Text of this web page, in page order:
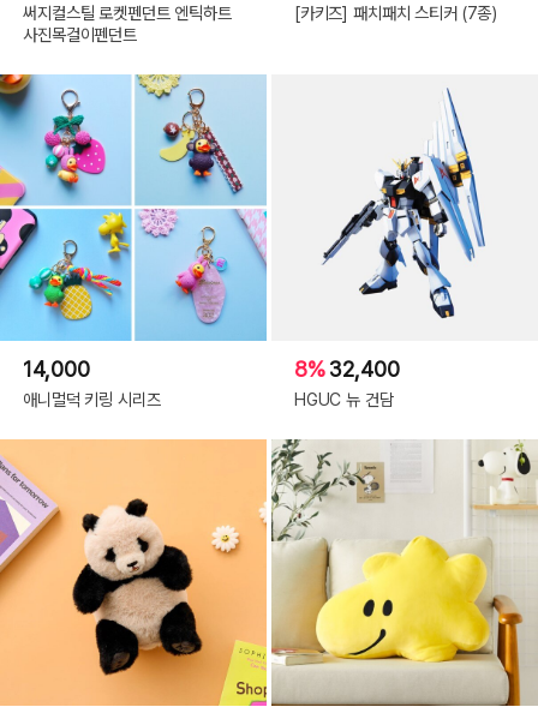
써지컬스틸 로켓펜던트 엔틱하트
사진목걸이펜던트
[카키즈] 패치패치 스티커 (7종)
14,000
애니멀덕 키링 시리즈
8%32,400
HGUC 뉴 건담